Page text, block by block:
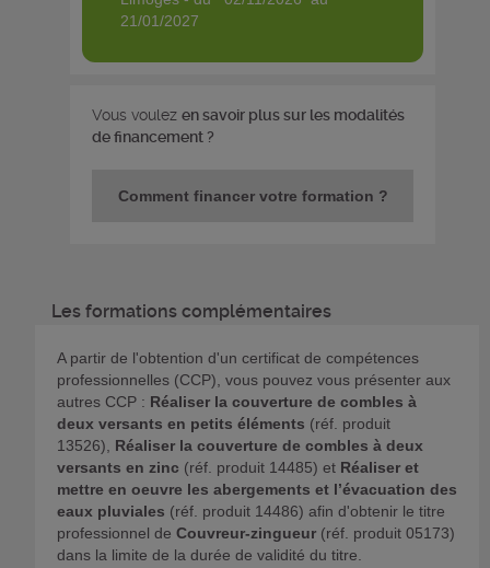
21/01/2027
Vous voulez en savoir plus sur les modalités
de financement ?
Comment financer votre formation ?
Les formations complémentaires
A partir de l'obtention d'un certificat de compétences
professionnelles (CCP), vous pouvez vous présenter aux
autres CCP : Réaliser la couverture de combles à
deux versants en petits éléments (réf. produit
13526), Réaliser la couverture de combles à deux
versants en zinc (réf. produit 14485) et Réaliser et
mettre en oeuvre les abergements et l’évacuation des
eaux pluviales (réf. produit 14486) afin d'obtenir le titre
professionnel de Couvreur-zingueur (réf. produit 05173)
dans la limite de la durée de validité du titre.